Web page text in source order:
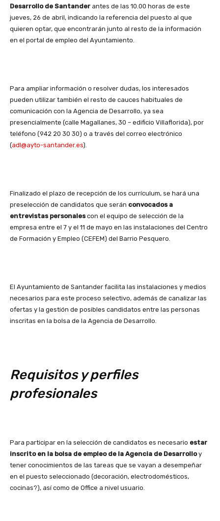
Desarrollo de Santander antes de las 10.00 horas de este
jueves, 26 de abril, indicando la referencia del puesto al que
quieren optar, que encontrarán junto al resto de la información
en el portal de empleo del Ayuntamiento.
Para ampliar información o resolver dudas, los interesados
pueden utilizar también el resto de cauces habituales de
comunicación con la Agencia de Desarrollo, ya sea
presencialmente (calle Magallanes, 30 – edificio Villaflorida), por
teléfono (942 20 30 30) o a través del correo electrónico
(adl@ayto-santander.es).
Finalizado el plazo de recepción de los currículum, se hará una
preselección de candidatos que serán convocados a
entrevistas personalescon el equipo de selección de la
empresa entre el 7 y el 11 de mayo en las instalaciones del Centro
de Formación y Empleo (CEFEM) del Barrio Pesquero.
El Ayuntamiento de Santander facilita las instalaciones y medios
necesarios para este proceso selectivo, además de canalizar las
ofertas y la gestión de posibles candidatos entre las personas
inscritas en la bolsa de la Agencia de Desarrollo.
Requisitos y perfiles
profesionales
Para participar en la selección de candidatos es necesario estar
inscrito en la bolsa de empleo de la Agencia de Desarrolloy
tener conocimientos de las tareas que se vayan a desempeñar
en el puesto seleccionado (decoración, electrodomésticos,
cocinas?), así como de Office a nivel usuario.